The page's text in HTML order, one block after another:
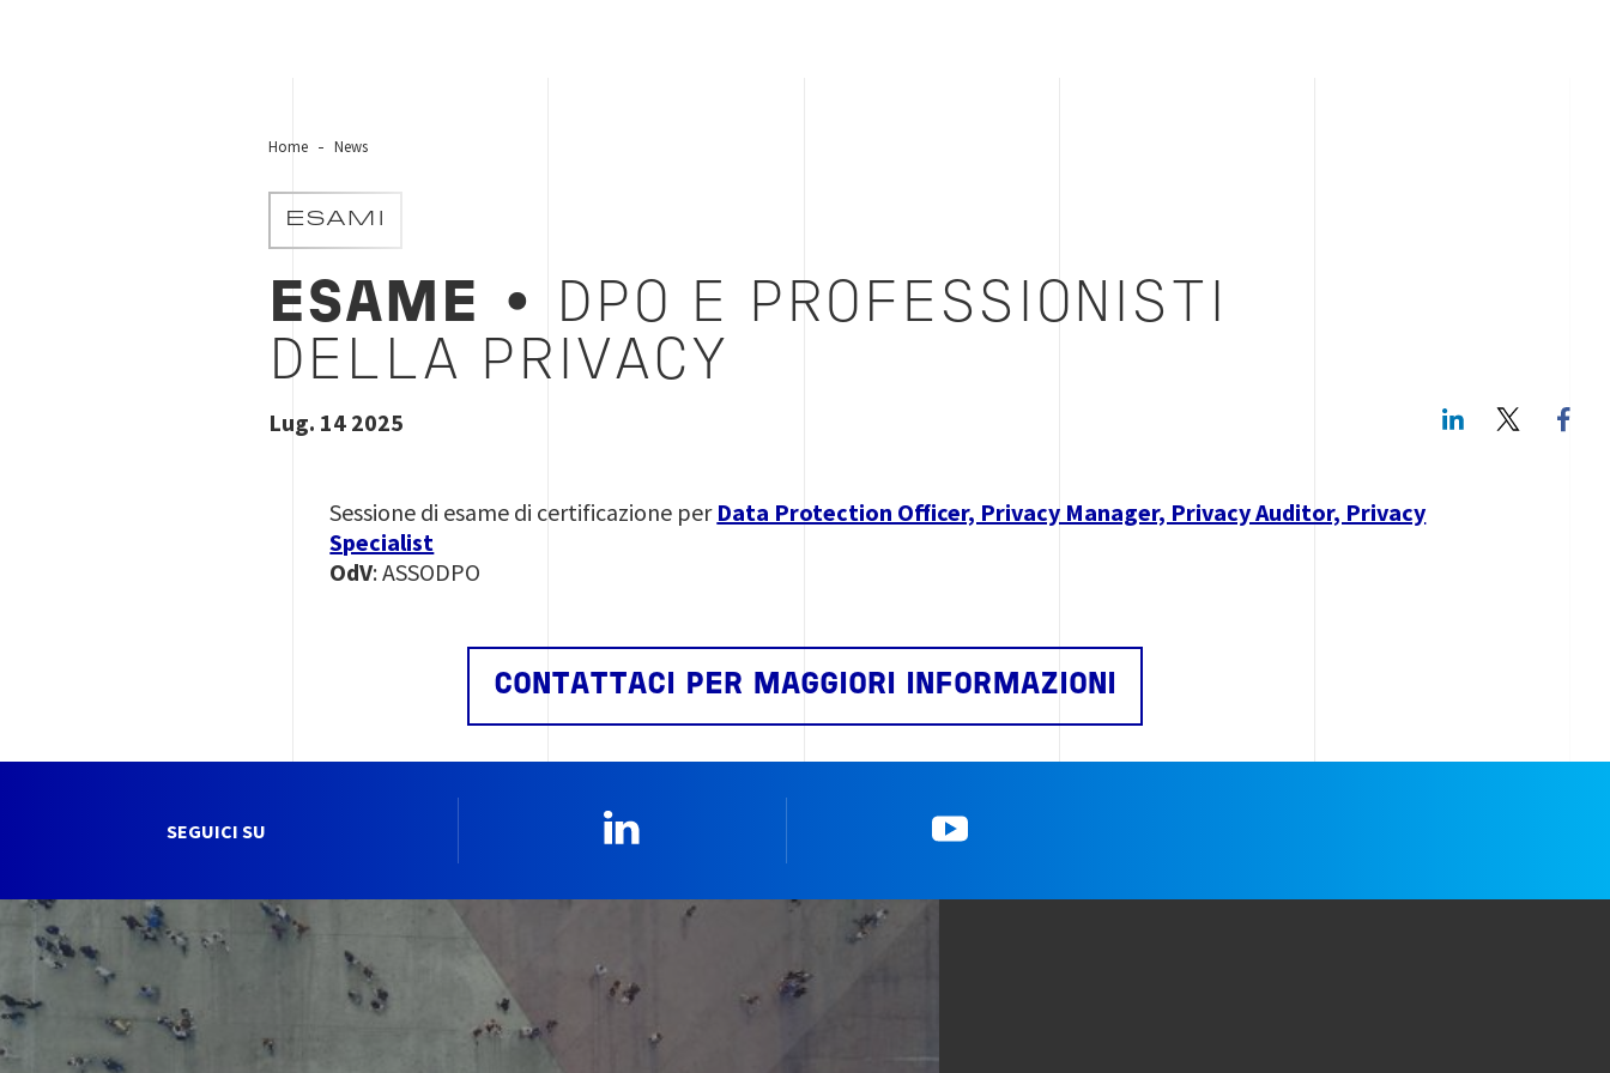
Home News
ESAMI
ESAME • DPO E PROFESSIONISTI
DELLA PRIVACY
Lug. 14 2025 LinkedIn
Sessione di esame di certificazione per Data Protection Officer, Privacy Manager, Privacy Auditor, Privacy
Specialist
OdV: ASSODPO
CONTATTACI PER MAGGIORI INFORMAZIONI
SEGUICI SU